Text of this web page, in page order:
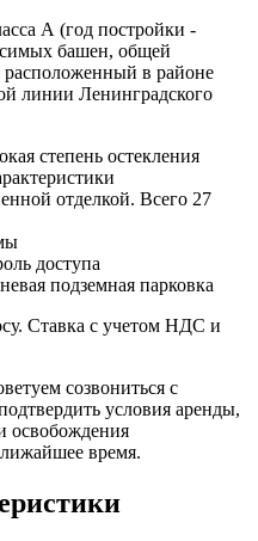
А (год постройки -
башен, общей
в районе
линии Ленинградского
степень остекления
отделкой. Всего 27
доступа
подземная парковка
Ставка с учетом НДС и
созвониться с
условия аренды,
освобождения
время.